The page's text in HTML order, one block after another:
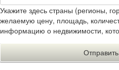
Укажите здесь страны (регионы,
желаемую цену, площадь,
информацию о недвижимости,